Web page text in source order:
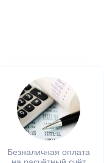
Безналичная оплата